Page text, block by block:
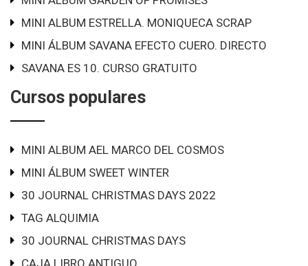
MINI ALBUM ESTRELLA. MONIQUECA SCRAP
MINI ÁLBUM SAVANA EFECTO CUERO. DIRECTO
SAVANA ES 10. CURSO GRATUITO
Cursos populares
MINI ALBUM AEL MARCO DEL COSMOS
MINI ÁLBUM SWEET WINTER
30 JOURNAL CHRISTMAS DAYS 2022
TAG ALQUIMIA
30 JOURNAL CHRISTMAS DAYS
CAJA LIBRO ANTIGUO